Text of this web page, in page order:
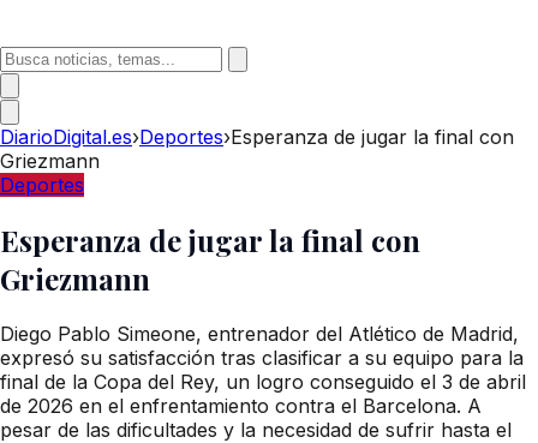
DiarioDigital.es›Deportes›Esperanza de jugar la final con
Griezmann
Deportes
Esperanza de jugar la final con
Griezmann
Diego Pablo Simeone, entrenador del Atlético de Madrid,
expresó su satisfacción tras clasificar a su equipo para la
final de la Copa del Rey, un logro conseguido el 3 de abril
de 2026 en el enfrentamiento contra el Barcelona. A
pesar de las dificultades y la necesidad de sufrir hasta el